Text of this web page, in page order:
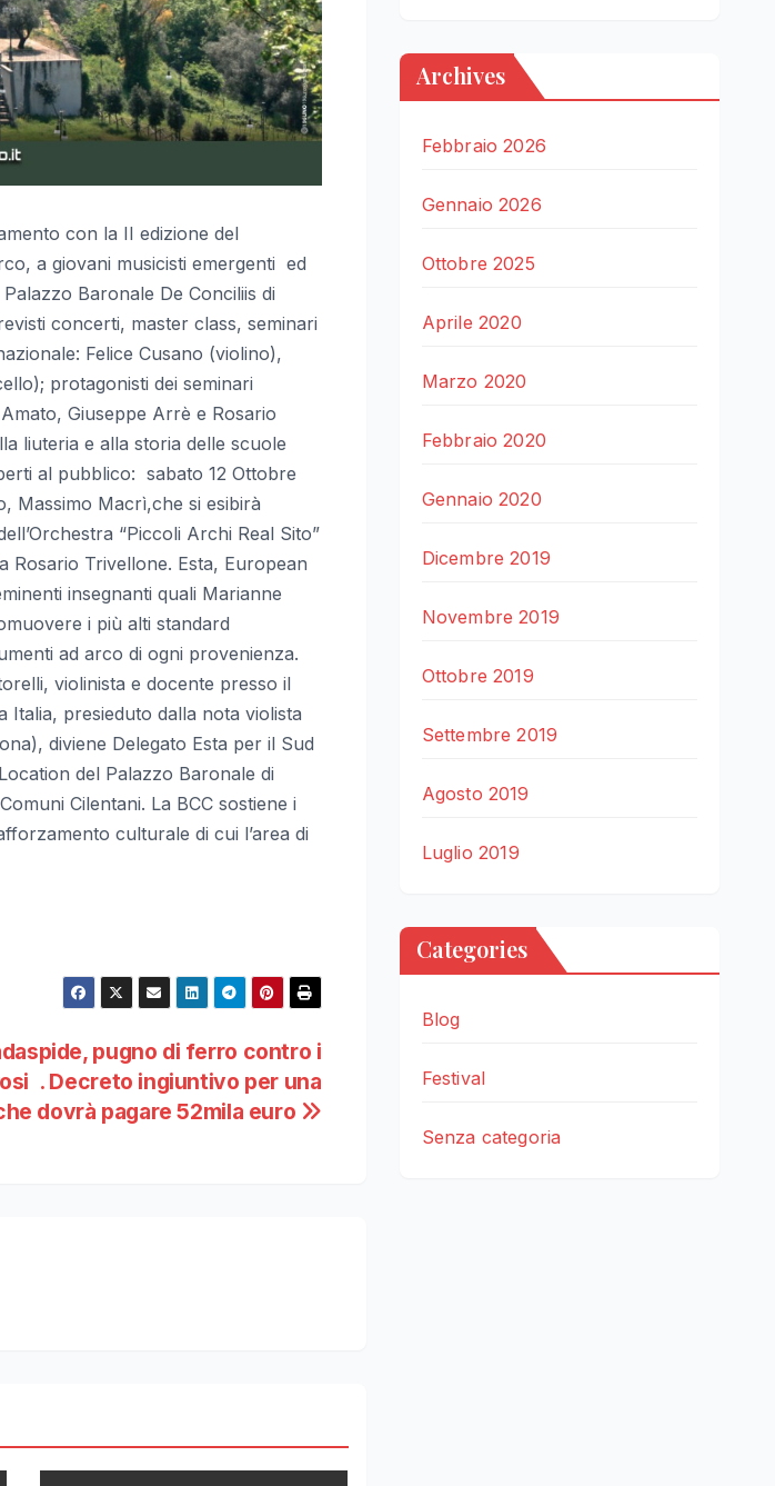
con la II edizione del
a giovani musicisti emergenti ed
Baronale De Conciliis di
concerti, master class, seminari
Felice Cusano (violino),
protagonisti dei seminari
Giuseppe Arrè e Rosario
liuteria e alla storia delle scuole
al pubblico: sabato 12 Ottobre
Massimo Macrì,che si esibirà
“Piccoli Archi Real Sito”
Rosario Trivellone. Esta, European
insegnanti quali Marianne
i più alti standard
ad arco di ogni provenienza.
violinista e docente presso il
Italia, presieduto dalla nota violista
diviene Delegato Esta per il Sud
del Palazzo Baronale di
Cilentani. La BCC sostiene i
culturale di cui l’area di
pugno di ferro contro i
. Decreto ingiuntivo per una
dovrà pagare 52mila euro
Archives
Febbraio 2026
Gennaio 2026
Ottobre 2025
Aprile 2020
Marzo 2020
Febbraio 2020
Gennaio 2020
Dicembre 2019
Novembre 2019
Ottobre 2019
Settembre 2019
Agosto 2019
Luglio 2019
Categories
Blog
Festival
Senza categoria